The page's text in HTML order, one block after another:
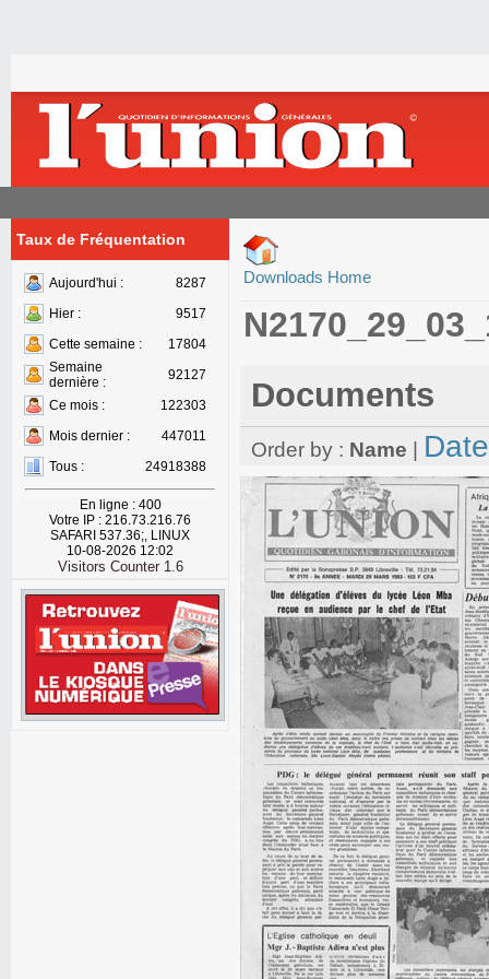
Taux de Fréquentation
Aujourd'hui :
8287
Hier :
9517
Cette semaine :
17804
Semaine
dernière :
92127
Ce mois :
122303
Mois dernier :
447011
Tous :
24918388
En ligne : 400
Votre IP : 216.73.216.76
SAFARI 537.36;, LINUX
10-08-2026 12:02
Visitors Counter 1.6
Downloads Home
Documents
Order by : Name Date